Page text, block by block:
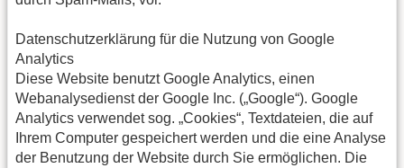
Datenschutzerklärung für die Nutzung von Google
Analytics
Diese Website benutzt Google Analytics, einen
Webanalysedienst der Google Inc. („Google“). Google
Analytics verwendet sog. „Cookies“, Textdateien, die auf
Ihrem Computer gespeichert werden und die eine Analyse
der Benutzung der Website durch Sie ermöglichen. Die